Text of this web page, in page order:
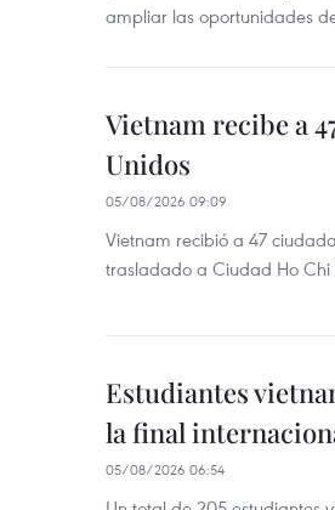
ampliar las oportunidades
Vietnam recibe a
Unidos
05/08/2026 09:09
Vietnam recibió a 47
trasladado a Ciudad Ho
Estudiantes
la final
05/08/2026 06:54